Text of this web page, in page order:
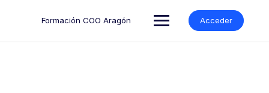
Formación COO Aragón Acceder